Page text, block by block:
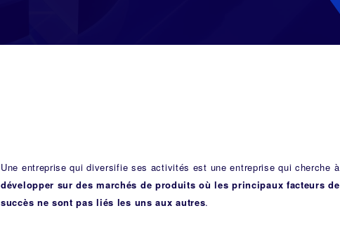
Une entreprise qui diversifie ses activités est une entreprise qui cherche à
développer sur des marchés de produits où les principaux facteurs de
succès ne sont pas liés les uns aux autres.